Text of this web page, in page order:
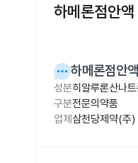
하메론점안
하메론점안
성분히알루론산나
구분전문의약품
업체 삼천당제약(주)